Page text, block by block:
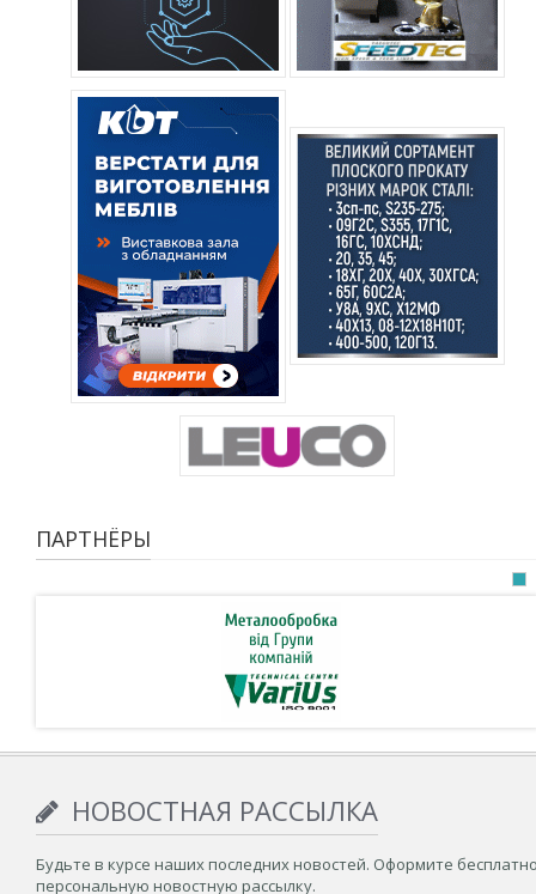
ПАРТНЁРЫ
НОВОСТНАЯ РАССЫЛКА
Будьте в курсе наших последних новостей. Оформите
персональную новостную рассылку.